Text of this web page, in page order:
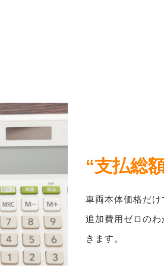
“支払総
車両本体価格だけ
追加費用ゼロの
きます。